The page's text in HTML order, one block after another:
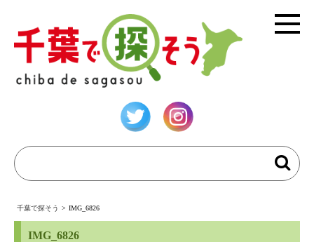
千葉で探そう > IMG_6826
IMG_6826